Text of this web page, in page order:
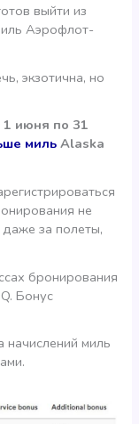
выйти из
Аэрофлот-
экзотична, но
июня по 31
миль Alaska
не
даже за полеты,
бронирования
Q. Бонус
начислений миль